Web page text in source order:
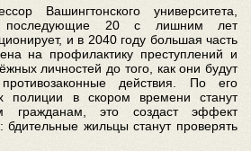
Вашингтонского университета,
последующие 20 с лишним лет
и в 2040 году большая часть
на профилактику преступлений и
личностей до того, как они будут
действия. По его
полиции в скором времени станут
гражданам, это создаст эффект
бдительные жильцы станут проверять